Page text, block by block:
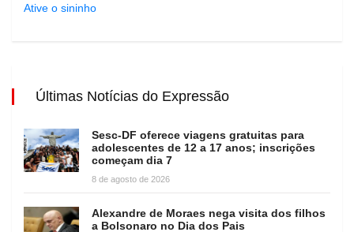
Ative o sininho
Últimas Notícias do Expressão
Sesc-DF oferece viagens gratuitas para
adolescentes de 12 a 17 anos; inscrições
começam dia 7
8 de agosto de 2026
Alexandre de Moraes nega visita dos filhos
a Bolsonaro no Dia dos Pais